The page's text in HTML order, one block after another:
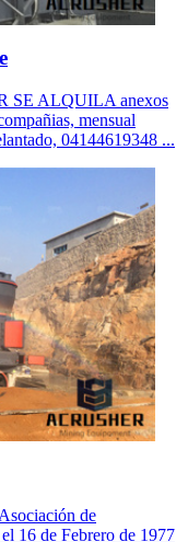
SE ALQUILA anexos
mensual
04144619348 ...
de
16 de Febrero de 1977